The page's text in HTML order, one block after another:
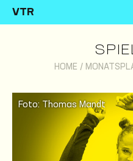
VTR
HOME /
Foto: Thomas Mandt